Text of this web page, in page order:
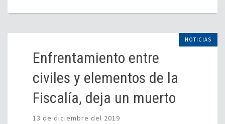
NOTICIAS
Enfrentamiento entre
civiles y elementos de la
Fiscalía, deja un muerto
13 de diciembre del 2019